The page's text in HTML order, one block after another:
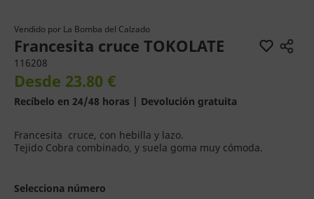
Vendido por La Bomba del Calzado
Francesita cruce TOKOLATE
116208
Desde 23.80 €
Recíbelo en 24/48 horas | Devolución gratuita
Francesita cruce, con hebilla y lazo.
Tejido Cobra combinado, y suela goma muy cómoda.
Selecciona número